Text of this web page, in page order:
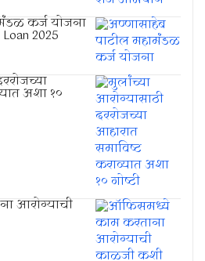
कर्ज योजना
2025
अशा १०
आरोग्याची